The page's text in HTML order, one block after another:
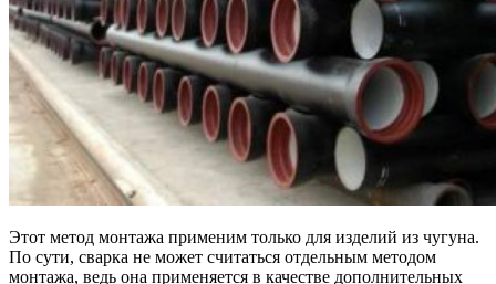
Этот метод монтажа применим только для изделий из чугуна.
По сути, сварка не может считаться отдельным методом
монтажа, ведь она применяется в качестве дополнительных